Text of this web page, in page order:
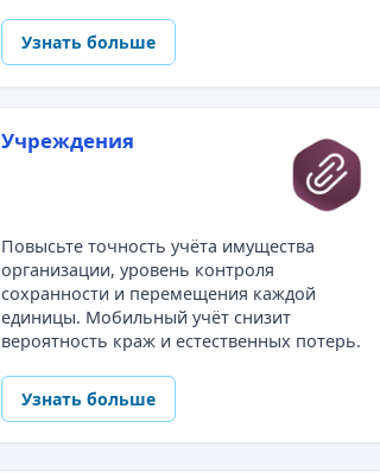
Узнать больше
Учреждения
Повысьте точность учёта имущества
организации, уровень контроля
сохранности и перемещения каждой
единицы. Мобильный учёт снизит
вероятность краж и естественных потерь.
Узнать больше